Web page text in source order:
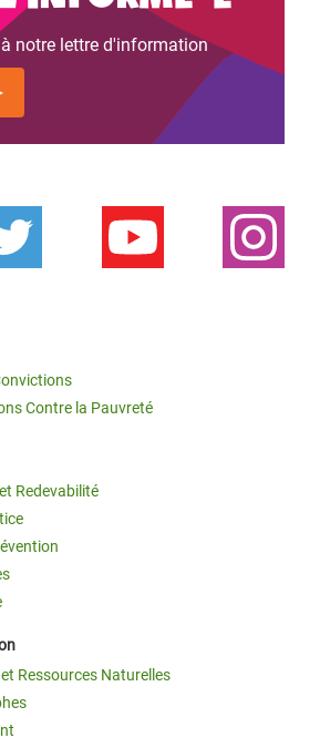
notre lettre d'information
Contre la Pauvreté
Redevabilité
Ressources Naturelles